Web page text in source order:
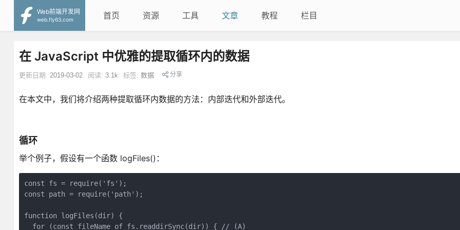
Web前端开发网
web.fly63.com
首页 资源 工具 文章 教程 栏目
在 JavaScript 中优雅的提取循环内的数据
更新日期: 2019-03-02 阅读: 3.1k 标签: 数据 分享
在本文中，我们将介绍两种提取循环内数据的方法：内部迭代和外部迭代。
循环
举个例子，假设有一个函数 logFiles()：
const fs = require('fs');
const path = require('path');
function logFiles(dir) {
  for (const fileName of fs.readdirSync(dir)) { // (A)